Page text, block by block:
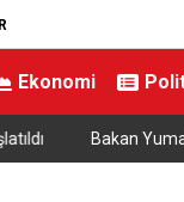
Ekonomi
696’ya çıkardık”